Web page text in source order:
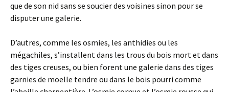
que de son nid sans se soucier des voisines sinon pour se
disputer une galerie.
D’autres, comme les osmies, les anthidies ou les
mégachiles, s’installent dans les trous du bois mort et dans
des tiges creuses, ou bien forent une galerie dans des tiges
garnies de moelle tendre ou dans le bois pourri comme